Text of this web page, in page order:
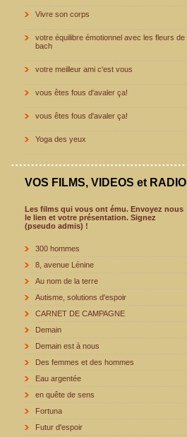
Vivre son corps
votre équilibre émotionnel avec les fleurs de
bach
votre meilleur ami c'est vous
vous êtes fous d'avaler ça!
vous êtes fous d'avaler ça!
Yoga des yeux
VOS FILMS, VIDEOS et RADIO
Les films qui vous ont ému. Envoyez nous
le lien et votre présentation. Signez
(pseudo admis) !
300 hommes
8, avenue Lénine
Au nom de la terre
Autisme, solutions d'espoir
CARNET DE CAMPAGNE
Demain
Demain est à nous
Des femmes et des hommes
Eau argentée
en quête de sens
Fortuna
Futur d'espoir